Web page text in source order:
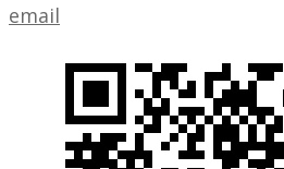
email